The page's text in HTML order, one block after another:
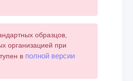
образцов,
организацией при
в полной версии